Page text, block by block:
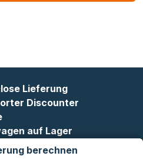
berechnen
Lieferung
Discounter
auf Lager